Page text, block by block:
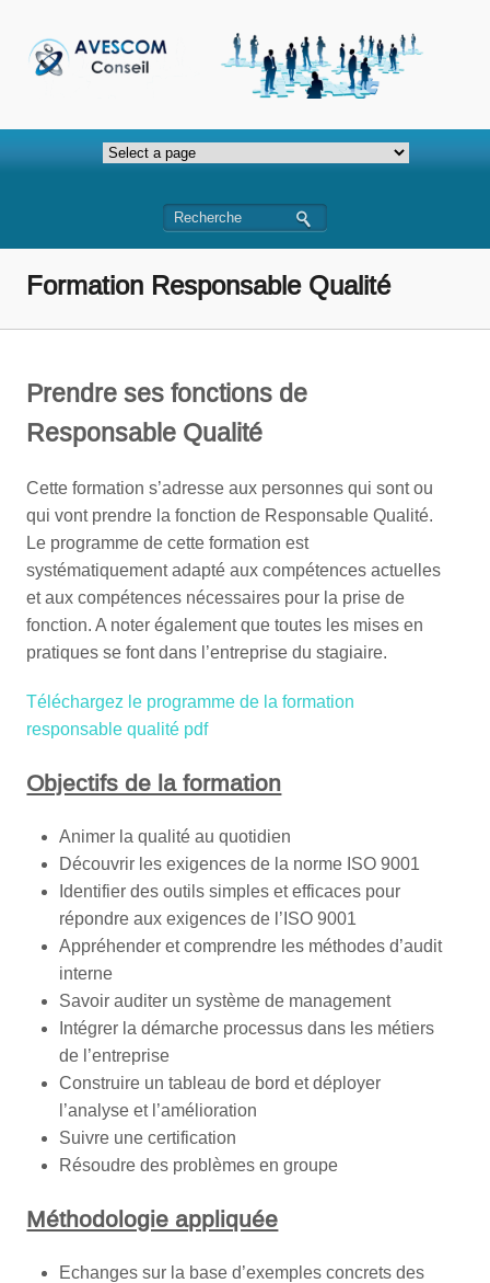
Formation Responsable Qualité
Prendre ses fonctions de
Responsable Qualité
Cette formation s’adresse aux personnes qui sont ou
qui vont prendre la fonction de Responsable Qualité.
Le programme de cette formation est
systématiquement adapté aux compétences actuelles
et aux compétences nécessaires pour la prise de
fonction. A noter également que toutes les mises en
pratiques se font dans l’entreprise du stagiaire.
Téléchargez le programme de la formation
responsable qualité pdf
Objectifs de la formation
Animer la qualité au quotidien
Découvrir les exigences de la norme ISO 9001
Identifier des outils simples et efficaces pour
répondre aux exigences de l’ISO 9001
Appréhender et comprendre les méthodes d’audit
interne
Savoir auditer un système de management
Intégrer la démarche processus dans les métiers
de l’entreprise
Construire un tableau de bord et déployer
l’analyse et l’amélioration
Suivre une certification
Résoudre des problèmes en groupe
Méthodologie appliquée
Echanges sur la base d’exemples concrets des